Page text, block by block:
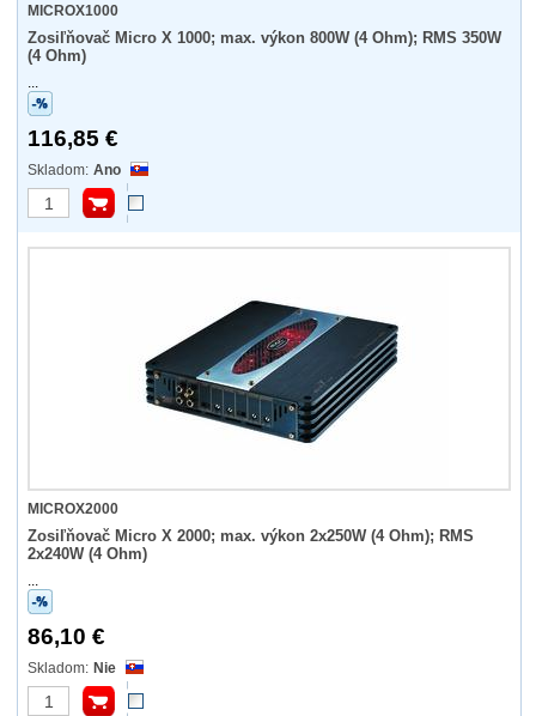
MICROX1000
Zosiľňovač Micro X 1000; max. výkon 800W (4 Ohm); RMS 350W
(4 Ohm)
...
116,85 €
Ano
MICROX2000
Zosiľňovač Micro X 2000; max. výkon 2x250W (4 Ohm); RMS
2x240W (4 Ohm)
...
86,10 €
Nie